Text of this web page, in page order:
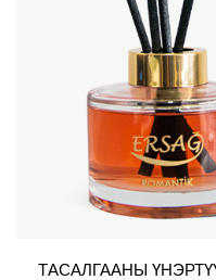
ТАСАЛГААНЫ